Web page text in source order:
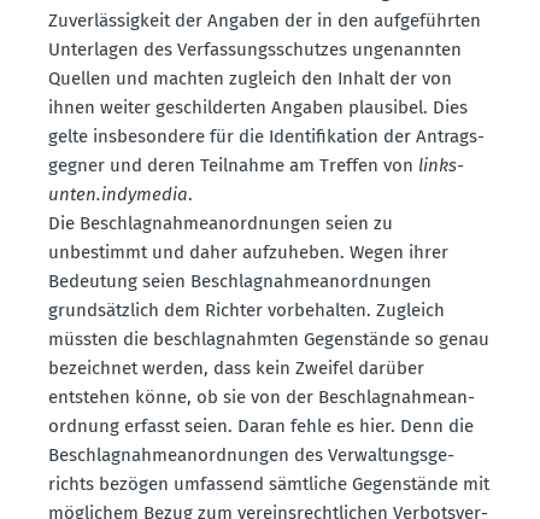
Zuver­läs­sigkeit der Angaben der in den aufge­führten
Unter­lagen des Verfas­sungs­schutzes ungenannten
Quellen und machten zugleich den Inhalt der von
ihnen weiter geschil­derten Angaben plausibel. Dies
gelte insbe­sondere für die Identi­fi­kation der Antrags­
gegner und deren Teilnahme am Treffen von links­
unten.indymedia.
Die Beschlag­nah­me­an­ord­nungen seien zu
unbestimmt und daher aufzu­heben. Wegen ihrer
Bedeutung seien Beschlag­nah­me­an­ord­nungen
grund­sätzlich dem Richter vorbe­halten. Zugleich
müssten die beschlag­nahmten Gegen­stände so genau
bezeichnet werden, dass kein Zweifel darüber
entstehen könne, ob sie von der Beschlag­nah­me­an­
ordnung erfasst seien. Daran fehle es hier. Denn die
Beschlag­nah­me­an­ord­nungen des Verwal­tungs­ge­
richts bezögen umfassend sämtliche Gegen­stände mit
möglichem Bezug zum vereins­recht­lichen Verbots­ver­